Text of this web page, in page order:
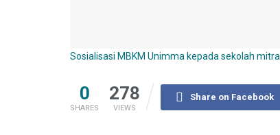
Sosialisasi MBKM Unimma kepada sekolah mitra
0
SHARES
278
VIEWS
Share on Facebook